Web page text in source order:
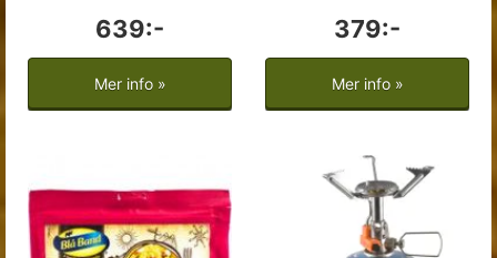
639:-
Mer info »
379:-
Mer info »